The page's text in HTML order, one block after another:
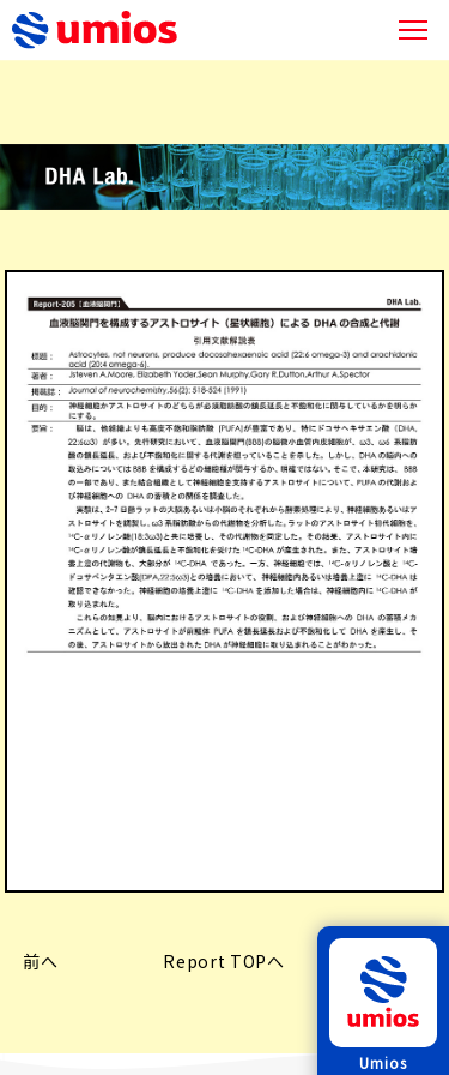
前へ Report TOPへ 次へ
Umios